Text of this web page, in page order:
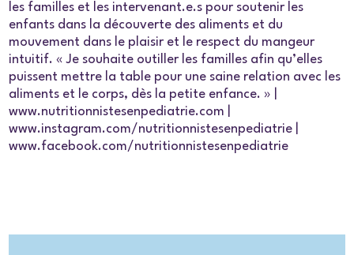
les familles et les intervenant.e.s pour soutenir les
enfants dans la découverte des aliments et du
mouvement dans le plaisir et le respect du mangeur
intuitif. « Je souhaite outiller les familles afin qu’elles
puissent mettre la table pour une saine relation avec les
aliments et le corps, dès la petite enfance. » |
www.nutritionnistesenpediatrie.com |
www.instagram.com/nutritionnistesenpediatrie |
www.facebook.com/nutritionnistesenpediatrie